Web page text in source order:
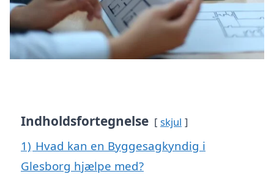
Indholdsfortegnelse skjul
1) Hvad kan en Byggesagkyndig i
Glesborg hjælpe med?